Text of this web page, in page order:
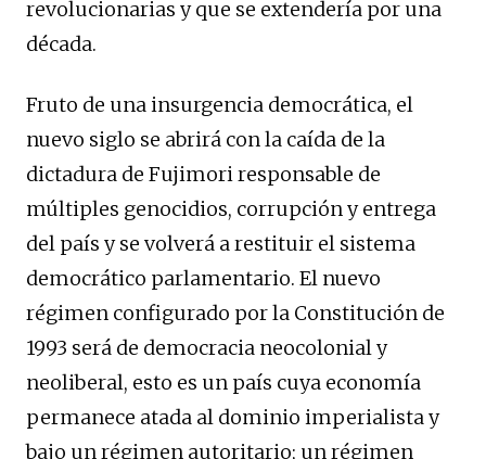
revolucionarias y que se extendería por una
década.
Fruto de una insurgencia democrática, el
nuevo siglo se abrirá con la caída de la
dictadura de Fujimori responsable de
múltiples genocidios, corrupción y entrega
del país y se volverá a restituir el sistema
democrático parlamentario. El nuevo
régimen configurado por la Constitución de
1993 será de democracia neocolonial y
neoliberal, esto es un país cuya economía
permanece atada al dominio imperialista y
bajo un régimen autoritario; un régimen